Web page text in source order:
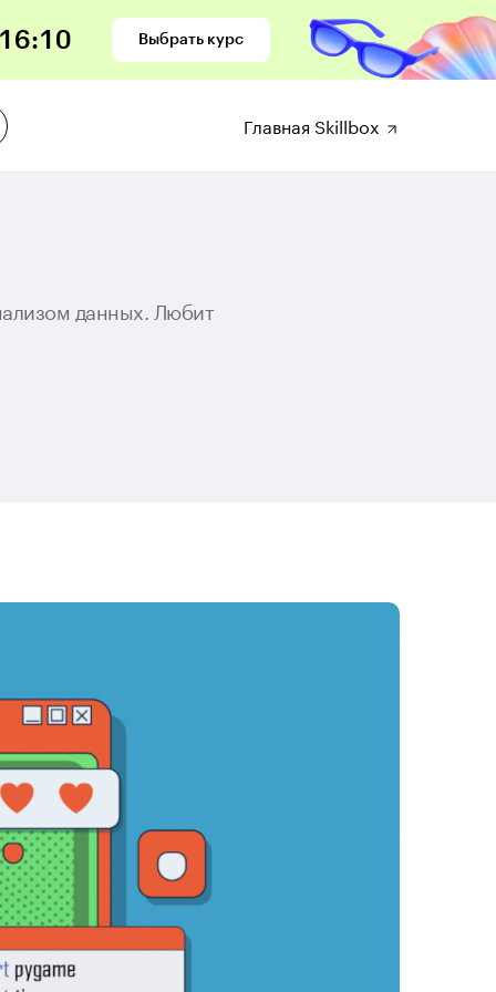
:10 Выбрать курс
Главная Skillbox
данных. Любит